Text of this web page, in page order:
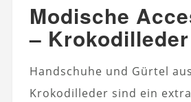
Modische
– Krokodilleder
Handschuhe und Gürtel aus
Krokodilleder sind ein